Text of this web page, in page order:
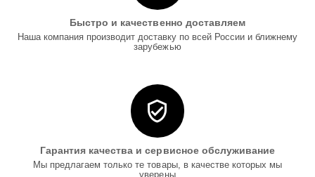
Быстро и качественно доставляем
Наша компания производит доставку по всей России и ближнему
зарубежью
Гарантия качества и сервисное обслуживание
Мы предлагаем только те товары, в качестве которых мы
уверены